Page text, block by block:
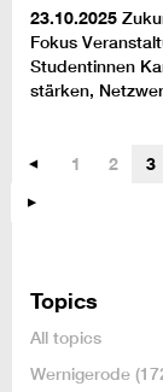
23.10.2025
Fokus
Studentinnen
stärken,
1 2 3
Topics
All topics
Wernigerode